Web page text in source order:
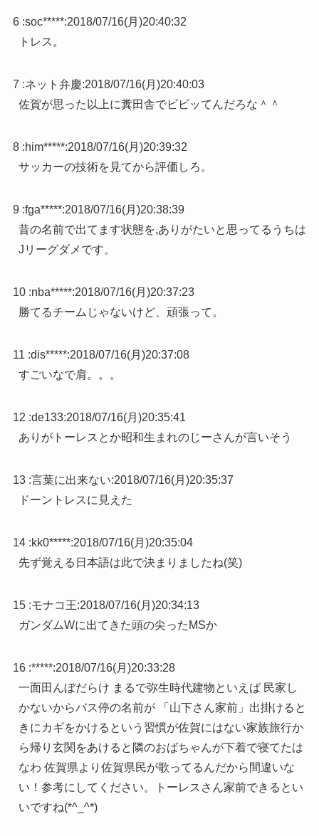
6 :soc*****:2018/07/16(月)20:40:32
トレス。
7 :ネット弁慶:2018/07/16(月)20:40:03
佐賀が思った以上に糞田舎でビビッてんだろな＾＾
8 :him*****:2018/07/16(月)20:39:32
サッカーの技術を見てから評価しろ。
9 :fga*****:2018/07/16(月)20:38:39
昔の名前で出てます状態を,ありがたいと思ってるうちは
Jリーグダメです。
10 :nba*****:2018/07/16(月)20:37:23
勝てるチームじゃないけど、頑張って。
11 :dis*****:2018/07/16(月)20:37:08
すごいなで肩。。。
12 :de133:2018/07/16(月)20:35:41
ありがトーレスとか昭和生まれのじーさんが言いそう
13 :言葉に出来ない:2018/07/16(月)20:35:37
ドーントレスに見えた
14 :kk0*****:2018/07/16(月)20:35:04
先ず覚える日本語は此で決まりましたね(笑)
15 :モナコ王:2018/07/16(月)20:34:13
ガンダムWに出てきた頭の尖ったMSか
16 :*****:2018/07/16(月)20:33:28
一面田んぼだらけ まるで弥生時代建物といえば 民家し
かないからバス停の名前が 「山下さん家前」出掛けると
きにカギをかけるという習慣が佐賀にはない家族旅行か
ら帰り玄関をあけると隣のおばちゃんが下着で寝てたは
なわ 佐賀県より佐賀県民が歌ってるんだから間違いな
い！参考にしてください。トーレスさん家前できるとい
いですね(*^_^*)